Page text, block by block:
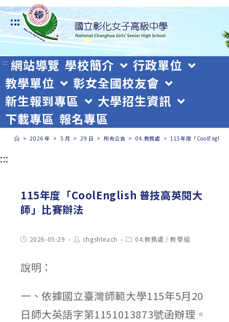
跳
轉
至
主
要
內
容
:::
::: 網站導覽 學校簡介
行政單位
教學單位
彰女全國校友會
新生報到專區
大學招生資訊
下載專區 報名專區
> 2026 年 > 5 月 > 29 日 > 所有公告 > 04.教務處 > 115年度「CoolEnglish
:::
115年度「CoolEnglish 普技高英閱大
師」比賽辦法
Post2026-05-29
Post
author:
chgshteach
Post04.教務處 / 教學組
說明：
一、依據國立臺灣師範大學115年5月20
日師大英語字第1151013873號函辦理。